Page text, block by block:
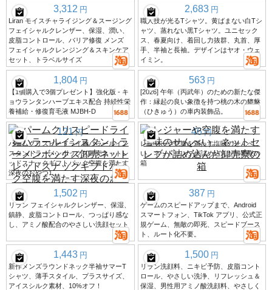
3,312 円
Liran モイスチャライジング＆スージング
フェイシャルクレンザー、保湿、潤い、
皮脂コントロール、バリア修復 メンズ
フェイシャルクレンジング＆スキンケア
セット、トラベルサイズ
2,683 円
職人技が光るTシャツ。黄ばまない白Tシ
ャツ、蒸れない黒Tシャツ。ユニセック
ス、春夏向け、着回し力抜群、丸首、厚
手、半袖と長袖。デザインはヤオ・ウェ
イミン。
1,804 円
【1個購入で3個プレゼント】強化版 - キ
ョウランタンハーブエキス配合 持続性栄
養補給・修復育毛液 MJBH-D
563 円
[2026] 午年（丙武年）のための新たな傑
作：縁起の良い象徴を持つ桃の木の貔貅
（ひきゅう）の車内装飾品。
121 円
パームクリスピードライ麺ハラールイン
スタントラーメンボックス卸売ネットレ
ッドスナックギフトパック空腹を満たす
深夜のおやつ1
46 円
レジャーや空腹を満たす塩味のせんべ
い。ネットセレブが詰め込んだ卸売寮の
箱
1,502 円
リラン フェイシャルクレンザー、保湿、
鎮静、皮脂コントロール、つっぱり感な
し、アミノ酸配合のやさしい洗顔セット
387 円
ゲームのスピードアップまで、Android
スマートフォン、TikTok アプリ、公式正
規ゲーム、無敵の即死、スピードブース
ト、ルート化不要。
1,443 円
新作メンズラウンドネック半袖サマーT
シャツ、薄手スタイル、プラスサイズ、
アイスシルク素材、10%オフ！
1,500 円
リラン洗顔料、ニキビ予防、皮脂コント
ロール、やさしい洗浄、リフレッシュ＆
保湿、男性用アミノ酸洗顔料、やさしく